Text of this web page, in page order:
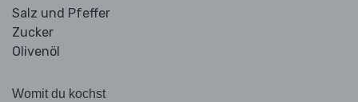
Salz und Pfeffer
Zucker
Olivenöl
Womit du kochst